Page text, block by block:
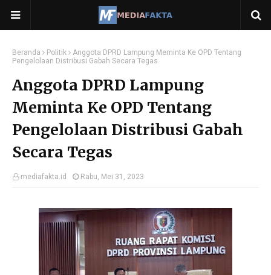
Beranda Politik
Anggota DPRD Lampung Meminta Ke OPD Tentang
Pengelolaan Distribusi Gabah Secara Tegas
Anggota DPRD Lampung
Meminta Ke OPD Tentang
Pengelolaan Distribusi Gabah
Secara Tegas
mediafakta.id Rabu, Mei 31, 2023